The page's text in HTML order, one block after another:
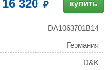
16 320 купить
DA1063701B14
Германия
D&K